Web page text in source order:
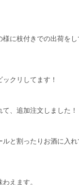
に枝付きでの出荷をし
クリしてます！
、追加注文しました！
と割ったりお酒に入れ
えます。